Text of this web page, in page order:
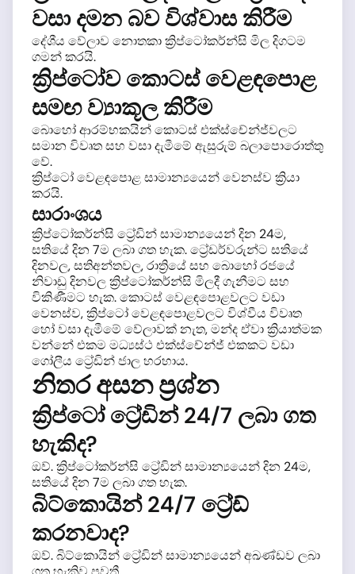
වසා දමන බව විශ්වාස කිරීම
දේශීය වේලාව නොතකා ක්‍රිප්ටෝකර්න්සි මිල දිගටම
ගමන් කරයි.
ක්‍රිප්ටෝව කොටස් වෙළඳපොළ
සමඟ ව්‍යාකූල කිරීම
බොහෝ ආරම්භකයින් කොටස් එක්ස්චේන්ජ්වලට
සමාන විවෘත සහ වසා දැමීමේ ඇසුරුම් බලාපොරොත්තු
වේ.
ක්‍රිප්ටෝ වෙළඳපොළ සාමාන්‍යයෙන් වෙනස්ව ක්‍රියා
කරයි.
සාරාංශය
ක්‍රිප්ටෝකර්න්සි ට්‍රේඩින් සාමාන්‍යයෙන් දින 24ම,
සතියේ දින 7ම ලබා ගත හැක. ට්‍රේඩර්වරුන්ට සතියේ
දිනවල, සතිඅන්තවල, රාත්‍රියේ සහ බොහෝ රජයේ
නිවාඩු දිනවල ක්‍රිප්ටෝකර්න්සි මිලදී ගැනීමට සහ
විකිණීමට හැක. කොටස් වෙළඳපොළවලට වඩා
වෙනස්ව, ක්‍රිප්ටෝ වෙළඳපොළවලට විශ්වීය විවෘත
හෝ වසා දැමීමේ වේලාවක් නැත, මන්ද ඒවා ක්‍රියාත්මක
වන්නේ එකම මධ්‍යස්ථ එක්ස්චේන්ජ් එකකට වඩා
ගෝලීය ට්‍රේඩින් ජාල හරහාය.
නිතර අසන ප්‍රශ්න
ක්‍රිප්ටෝ ට්‍රේඩින් 24/7 ලබා ගත
හැකිද?
ඔව්. ක්‍රිප්ටෝකර්න්සි ට්‍රේඩින් සාමාන්‍යයෙන් දින 24ම,
සතියේ දින 7ම ලබා ගත හැක.
බිට්කොයින් 24/7 ට්‍රේඩ්
කරනවාද?
ඔව්. බිට්කොයින් ට්‍රේඩින් සාමාන්‍යයෙන් අඛණ්ඩව ලබා